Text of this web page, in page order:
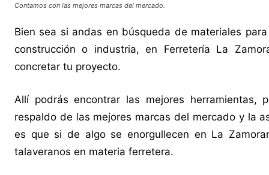
Contamos con las mejores marcas del mercado.
Bien sea si andas en búsqueda de materiales
construcción o industria, en Ferretería La
concretar tu proyecto.
Allí podrás encontrar las mejores
respaldo de las mejores marcas del mercado y la
es que si de algo se enorgullecen en La
talaveranos en materia ferretera.